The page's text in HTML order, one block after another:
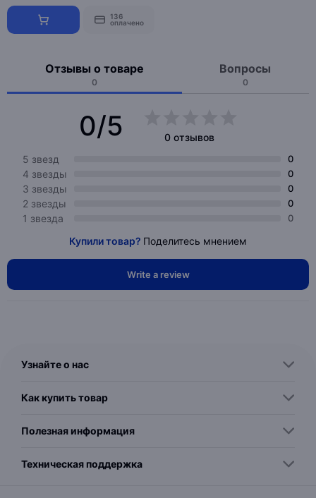
136
оплачено
Отзывы о товаре
0
Вопросы
0
0/5
0 отзывов
5 звезд
0
4 звезды 0
3 звезды 0
2 звезды 0
1 звезда 0
Купили товар? Поделитесь мнением
Write a review
Узнайте о нас
Как купить товар
Полезная информация
Техническая поддержка